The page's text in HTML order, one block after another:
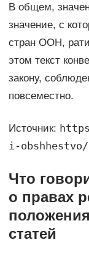
В общем,
значение, с
стран ООН,
этом текст
закону,
повсеместно.
Источник:
i-
Что
о правах
статей